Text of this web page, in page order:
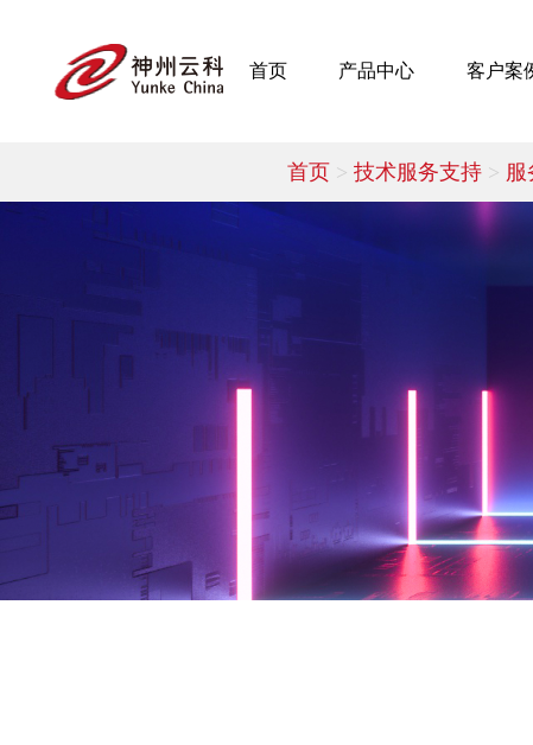
首页 产品中心 客户案
首页 > 技术服务支持> 服